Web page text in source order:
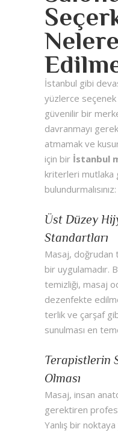
İstanbul gibi
yüzlerce seçenek
güvenilir bir
davranmayı
atmamak ve
için bir İstanbul
kriterleri mutlaka
bulundurmalısınız:
Üst Düzey
Standartları
Masaj, doğrudan
bir uygulamadır.
temizliği, masaj
dezenfekte
terlik ve çarşaf
sunulması en
Terapistlerin
Olması
Masaj, insan
gerektiren
Yanlış bir